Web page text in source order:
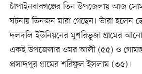
চাঁপাইনবাবগঞ্জের তিন উপজেলায় আজ
ঘটনায় তিনজন মারা গেছেন। তাঁরা হলেন
দলদলি ইউনিয়নের মুশরিভুজা গ্রামের
একই উপজেলার ওমর আলী (৫৫) ও
প্রসাদপুর গ্রামের শরিফুল ইসলাম (৩৫)।